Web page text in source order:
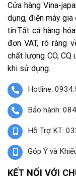
Cửa hàng Vina-
dụng, điện máy gia
tín.Tất cả hàng
đơn VAT, rõ ràng
chất lượng CO, CQ
khi sử dụng.
Hotline:
Bảo hành:
Hỗ Trợ KT:
Góp Ý và
KẾT NỐI VỚI